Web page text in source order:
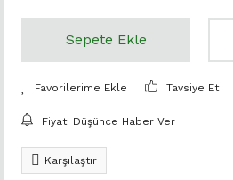
Sepete Ekle
Tavsiye Et
Fiyatı Düşünce Haber Ver
Karşılaştır